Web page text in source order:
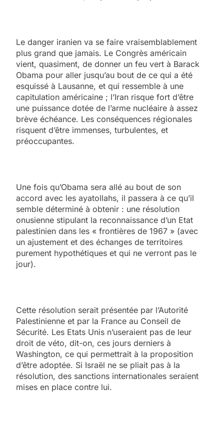
Le danger iranien va se faire vraisemblablement
plus grand que jamais. Le Congrès américain
vient, quasiment, de donner un feu vert à Barack
Obama pour aller jusqu’au bout de ce qui a été
esquissé à Lausanne, et qui ressemble à une
capitulation américaine ; l’Iran risque fort d’être
une puissance dotée de l’arme nucléaire à assez
brève échéance. Les conséquences régionales
risquent d’être immenses, turbulentes, et
préoccupantes.
Une fois qu’Obama sera allé au bout de son
accord avec les ayatollahs, il passera à ce qu’il
semble déterminé à obtenir : une résolution
onusienne stipulant la reconnaissance d’un Etat
palestinien dans les « frontières de 1967 » (avec
un ajustement et des échanges de territoires
purement hypothétiques et qui ne verront pas le
jour).
Cette résolution serait présentée par l’Autorité
Palestinienne et par la France au Conseil de
Sécurité. Les Etats Unis n’useraient pas de leur
droit de véto, dit-on, ces jours derniers à
Washington, ce qui permettrait à la proposition
d’être adoptée. Si Israël ne se pliait pas à la
résolution, des sanctions internationales seraient
mises en place contre lui.